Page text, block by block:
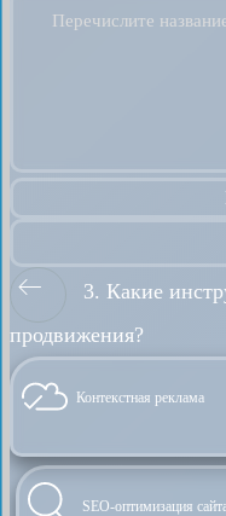
Перечислите
3. Какие
продвижения?
Контекстная реклама
SEO-оптимизация